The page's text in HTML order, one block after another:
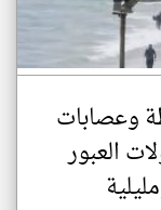
وعصابات
العبور